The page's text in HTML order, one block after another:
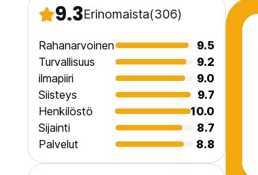
9.3Erinomaista(306)
Rahanarvoinen
9.5
Turvallisuus
9.2
ilmapiiri
9.0
Siisteys
9.7
Henkilöstö
10.0
Sijainti
8.7
Palvelut
8.8